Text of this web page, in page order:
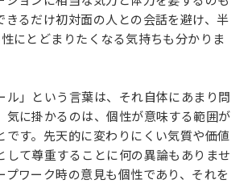
きるだけ初対面の人との会話を避け、半
にとどまりたくなる気持ちも分かりま
ル」という言葉は、それ自体にあまり問
気に掛かるのは、個性が意味する範囲が
です。先天的に変わりにくい気質や価値
して尊重することに何の異論もありませ
プワーク時の意見も個性であり、それを